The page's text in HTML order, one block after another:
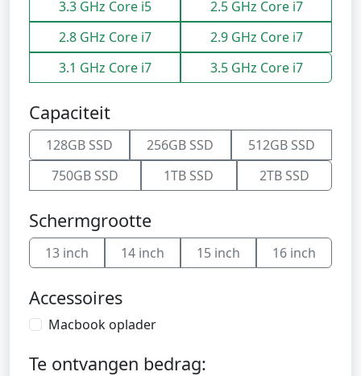
3.3 GHz Core i5
2.5 GHz Core i7
2.8 GHz Core i7
2.9 GHz Core i7
3.1 GHz Core i7
3.5 GHz Core i7
Capaciteit
128GB SSD 256GB SSD
512GB SSD
750GB SSD
1TB SSD 2TB SSD
Schermgrootte
13 inch 14 inch 15 inch 16 inch
Accessoires
Macbook oplader
Te ontvangen bedrag: